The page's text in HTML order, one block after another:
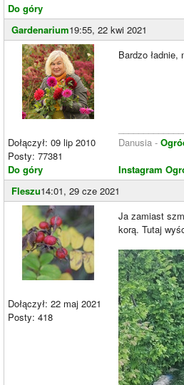
Do góry
Gardenarium19:55, 22 kwi 2021
Dołączył: 09 lip 2010
Posty: 77381
Do góry
Bardzo
Danusia -
Instagram
Fleszu14:01, 29 cze 2021
Dołączył: 22 maj 2021
Posty: 418
Ja zamiast
korą. Tutaj